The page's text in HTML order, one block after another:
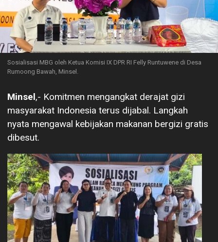
Sosialisasi MBG oleh Ketua Komisi IX DPR RI Felly Runtuwene di Desa
Rumoong Bawah, Minsel.
Minsel,- Komitmen mengangkat derajat gizi
masyarakat Indonesia terus dijabal. Langkah
nyata mengawal kebijakan makanan bergizi gratis
dibesut.